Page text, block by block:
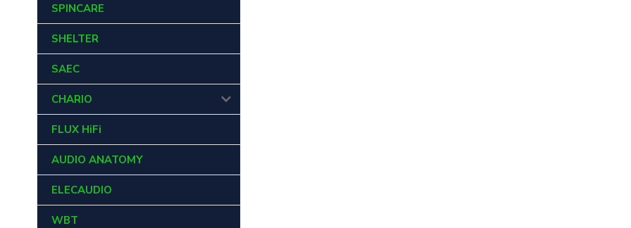
SPINCARE
SHELTER
SAEC
CHARIO
FLUX HiFi
AUDIO ANATOMY
ELECAUDIO
WBT